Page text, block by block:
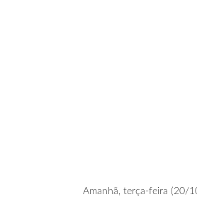
Amanhã, terça-feira (20/